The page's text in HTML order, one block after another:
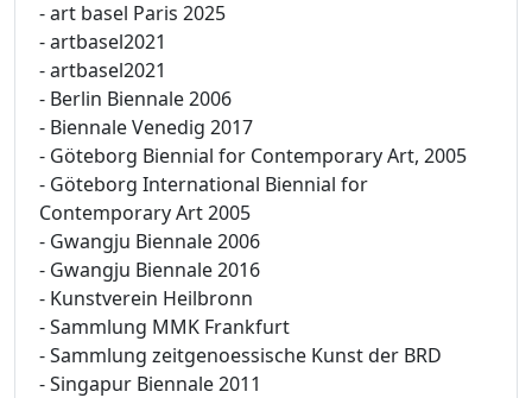
- art basel Paris 2025
- artbasel2021
- artbasel2021
- Berlin Biennale 2006
- Biennale Venedig 2017
- Göteborg Biennial for Contemporary Art, 2005
- Göteborg International Biennial for
Contemporary Art 2005
- Gwangju Biennale 2006
- Gwangju Biennale 2016
- Kunstverein Heilbronn
- Sammlung MMK Frankfurt
- Sammlung zeitgenoessische Kunst der BRD
- Singapur Biennale 2011